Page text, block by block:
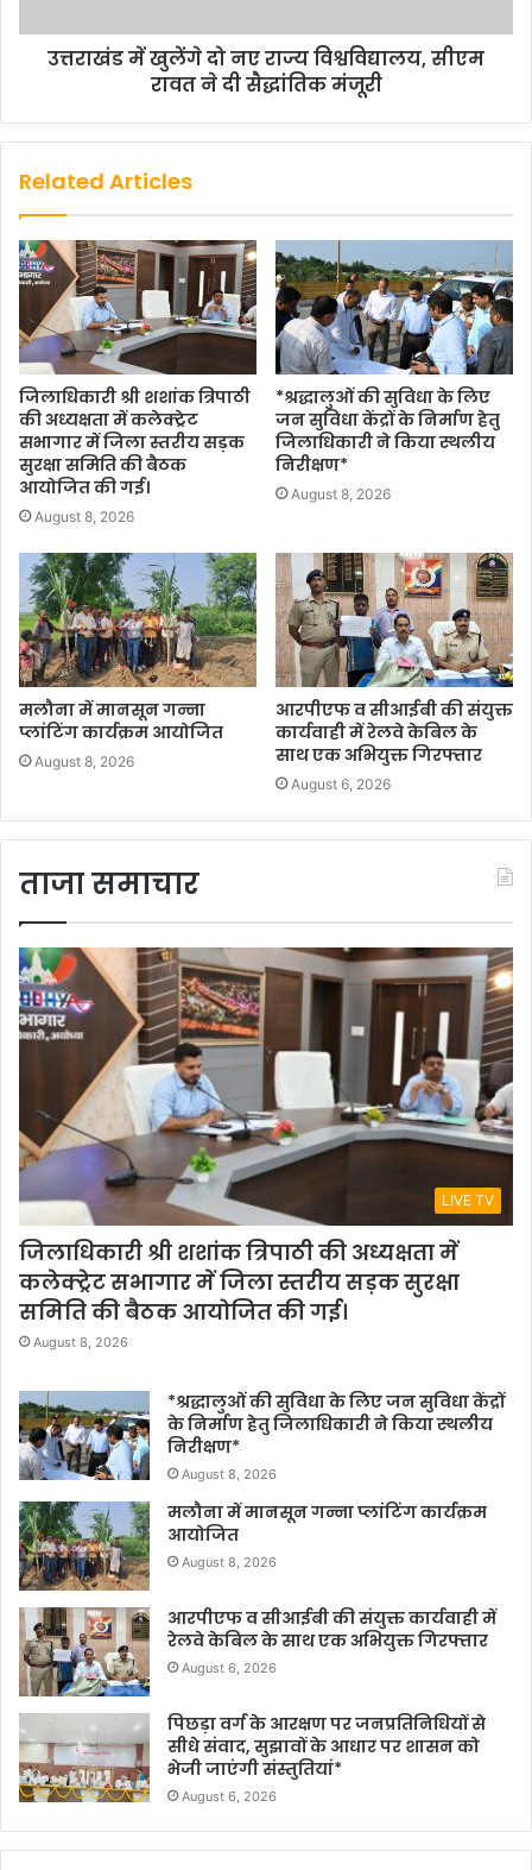
उत्तराखंड में खुलेंगे दो नए राज्य विश्वविद्यालय, सीएम
रावत ने दी सैद्धांतिक मंजूरी
Related Articles
जिलाधिकारी श्री शशांक त्रिपाठी
की अध्यक्षता में कलेक्ट्रेट
सभागार में जिला स्तरीय सड़क
सुरक्षा समिति की बैठक
आयोजित की गई।
August 8, 2026
*श्रद्धालुओं की सुविधा के लिए
जन सुविधा केंद्रों के निर्माण हेतु
जिलाधिकारी ने किया स्थलीय
निरीक्षण*
August 8, 2026
मलौना में मानसून गन्ना
प्लांटिंग कार्यक्रम आयोजित
August 8, 2026
आरपीएफ व सीआईबी की संयुक्त
कार्यवाही में रेलवे केबिल के
साथ एक अभियुक्त गिरफ्तार
August 6, 2026
ताजा समाचार
LIVE TV
जिलाधिकारी श्री शशांक त्रिपाठी की अध्यक्षता में
कलेक्ट्रेट सभागार में जिला स्तरीय सड़क सुरक्षा
समिति की बैठक आयोजित की गई।
August 8, 2026
*श्रद्धालुओं की सुविधा के लिए जन सुविधा केंद्रों
के निर्माण हेतु जिलाधिकारी ने किया स्थलीय
निरीक्षण*
August 8, 2026
मलौना में मानसून गन्ना प्लांटिंग कार्यक्रम
आयोजित
August 8, 2026
आरपीएफ व सीआईबी की संयुक्त कार्यवाही में
रेलवे केबिल के साथ एक अभियुक्त गिरफ्तार
August 6, 2026
पिछड़ा वर्ग के आरक्षण पर जनप्रतिनिधियों से
सीधे संवाद, सुझावों के आधार पर शासन को
भेजी जाएंगी संस्तुतियां*
August 6, 2026